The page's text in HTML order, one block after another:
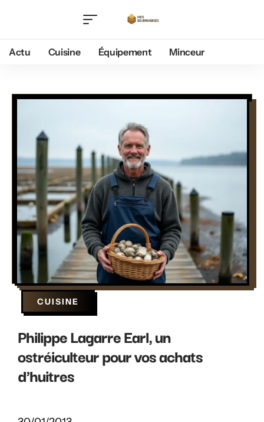
Actu Cuisine Équipement Minceur
CUISINE
Philippe Lagarre Earl, un
ostréiculteur pour vos achats
d'huitres